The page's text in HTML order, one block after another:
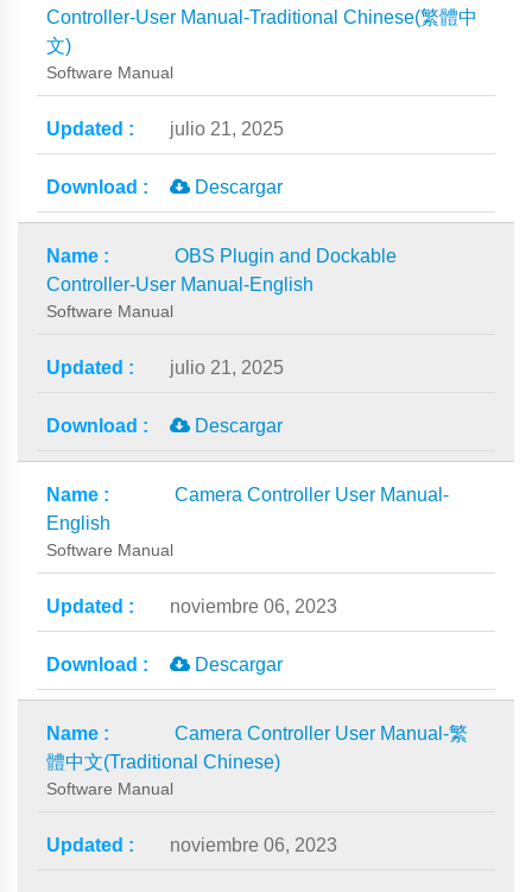
Controller-User Manual-Traditional Chinese(繁體中
文)
Software Manual
julio 21, 2025
Descargar
OBS Plugin and Dockable
Controller-User Manual-English
Software Manual
julio 21, 2025
Descargar
Camera Controller User Manual-
English
Software Manual
noviembre 06, 2023
Descargar
Camera Controller User Manual-繁
體中文(Traditional Chinese)
Software Manual
noviembre 06, 2023